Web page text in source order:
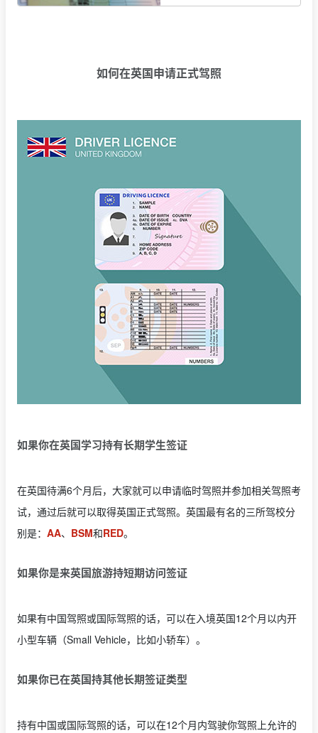
如何在英国申请正式驾照
如果你在英国学习持有长期学生签证
在英国待满6个月后，大家就可以申请临时驾照并参加相关驾照考
试，通过后就可以取得英国正式驾照。英国最有名的三所驾校分
别是： AA、 BSM和RED。
如果你是来英国旅游持短期访问签证
如果有中国驾照或国际驾照的话，可以在入境英国12个月以内开
小型车辆（Small Vehicle，比如小轿车）。
如果你已在英国持其他长期签证类型
持有中国或国际驾照的话，可以在12个月内驾驶你驾照上允许的